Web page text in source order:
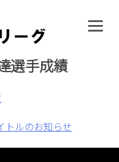
選手成績
トルのお知らせ